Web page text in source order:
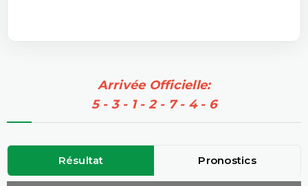
Arrivée Officielle:
5 - 3 - 1 - 2 - 7 - 4 - 6
Résultat Pronostics